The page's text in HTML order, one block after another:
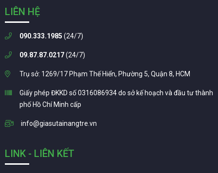
LIÊN HỆ
090.333.1985 (24/7)
09.87.87.0217(24/7)
Trụ sở: 1269/17 Phạm Thế Hiển, Phường 5, Quận 8, HCM
Giấy phép ĐKKD số 0316086934 do sở kế hoạch và đầu tư thành
phố Hồ Chí Minh cấp
info@giasutainangtre.vn
LINK - LIÊN KẾT